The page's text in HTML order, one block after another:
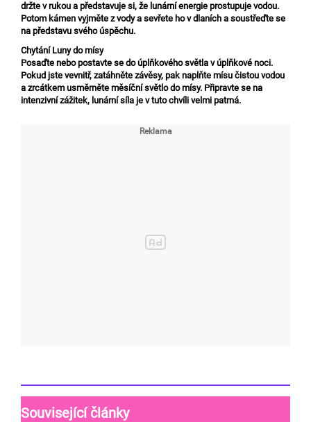
držte v rukou a představuje si, že lunární energie prostupuje vodou.
Potom kámen vyjměte z vody a sevřete ho v dlaních a soustřeďte se
na představu svého úspěchu.
Chytání Luny do mísy
Posaďte nebo postavte se do úplňkového světla v úplňkové noci.
Pokud jste vevnitř, zatáhněte závěsy, pak naplňte mísu čistou vodou
a zrcátkem usměrněte měsíční světlo do mísy. Připravte se na
intenzivní zážitek, lunární síla je v tuto chvíli velmi patrná.
Související články